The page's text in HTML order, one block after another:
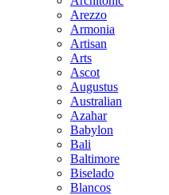
Arezzo
Armonia
Artisan
Arts
Ascot
Augustus
Australian
Azahar
Babylon
Bali
Baltimore
Biselado
Blancos